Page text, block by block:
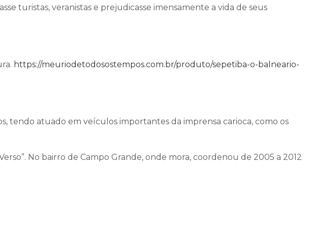
turistas, veranistas e prejudicasse imensamente a vida de seus
https://meuriodetodosostempos.com.br/produto/sepetiba-o-balneario-
tendo atuado em veículos importantes da imprensa carioca, como os
No bairro de Campo Grande, onde mora, coordenou de 2005 a 2012